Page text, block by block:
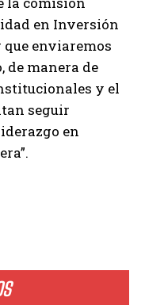
en Inversión
que enviaremos
de manera de
y el
seguir
en